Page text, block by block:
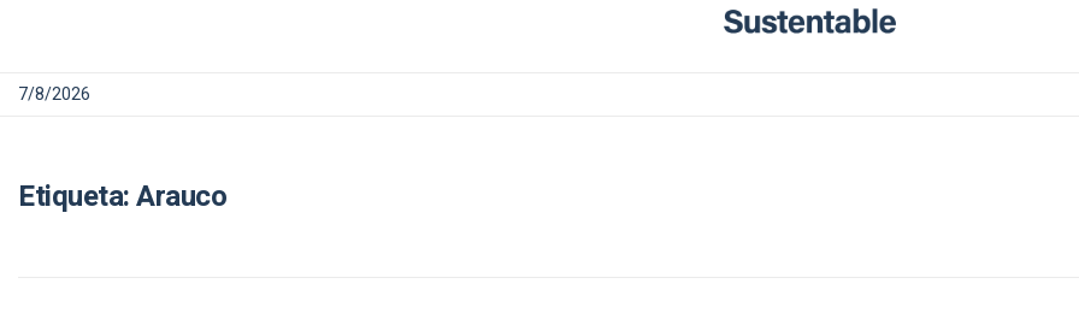
7/8/2026
Etiqueta:Arauco